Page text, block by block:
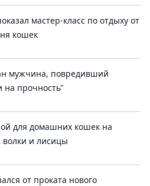
мастер-класс по отдыху от
кошек
мужчина, повредивший
на прочность"
для домашних кошек на
и лисицы
от проката нового